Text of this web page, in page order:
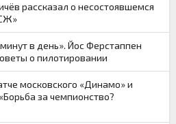
рассказал о несостоявшемся
в день». Йос Ферстаппен
о пилотировании
московского «Динамо» и
за чемпионство?